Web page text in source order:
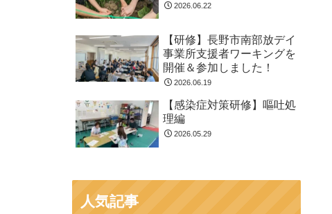
2026.06.22
【研修】長野市南部放デイ
事業所支援者ワーキングを
開催＆参加しました！
2026.06.19
【感染症対策研修】嘔吐処
理編
2026.05.29
人気記事